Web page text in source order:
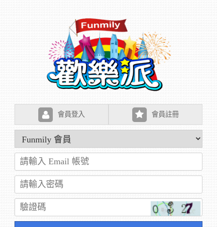
會員登入 會員註冊